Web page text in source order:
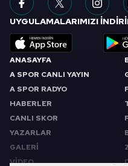
ANASAYFA
A SPOR CANLI YAYIN
A SPOR RADYO
HABERLER
CANLI SKOR
YAZARLAR
GALERİ
VİDEO
UYGULAMALARIMIZI